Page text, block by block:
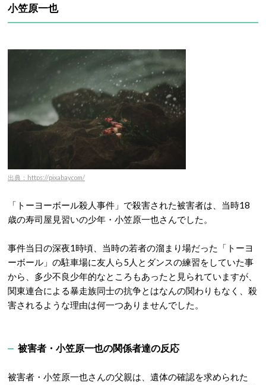
小笠原一也
出典：https://pixabay.com/
「トーヨーボール殺人事件」で殺害された被害者は、当時18
歳の寿司屋見習いの少年・小笠原一也さんでした。
事件当日の深夜1時頃、当時の若者の溜まり場だった「トーヨ
ーボール」の駐車場に友人ら5人とダンスの練習をしていた事
から、多少不良少年的なところもあったと見られていますが、
関東連合による暴走族同士の抗争とはなんの関わりもなく、殺
害されるような理由は何一つありませんでした。
被害者・小笠原一也の関係者達の反応
被害者・小笠原一也さんの父親は、遺体の確認を求められた